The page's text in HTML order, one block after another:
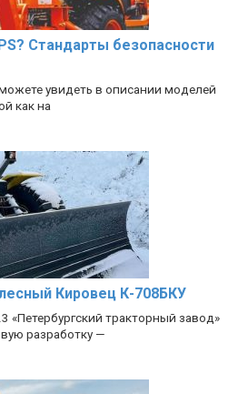
Стандарты безопасности
увидеть в описании моделей
как на
Кировец К-708БКУ
«Петербургский тракторный завод»
разработку —